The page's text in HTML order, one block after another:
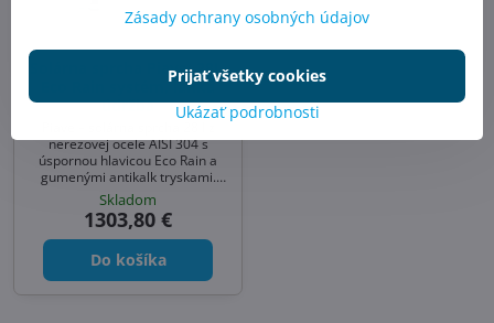
Solárna sprcha Piave, 28L,
Eco Rain systém, ľahká
údržba
nerezovej ocele AISI 304 s
úspornou hlavicou Eco Rain a
gumenými antikalk tryskami.
Moderný vzhľad, ľahká údržba a
jednoduchá montáž. Ideálna
sprcha k bazénu aj solárna
sprcha do záhrady.
Skladom
1303,80 €
Do košíka
Zásady ochrany osobných údajov
Ukázať podrobnosti
Prijať všetky cookies